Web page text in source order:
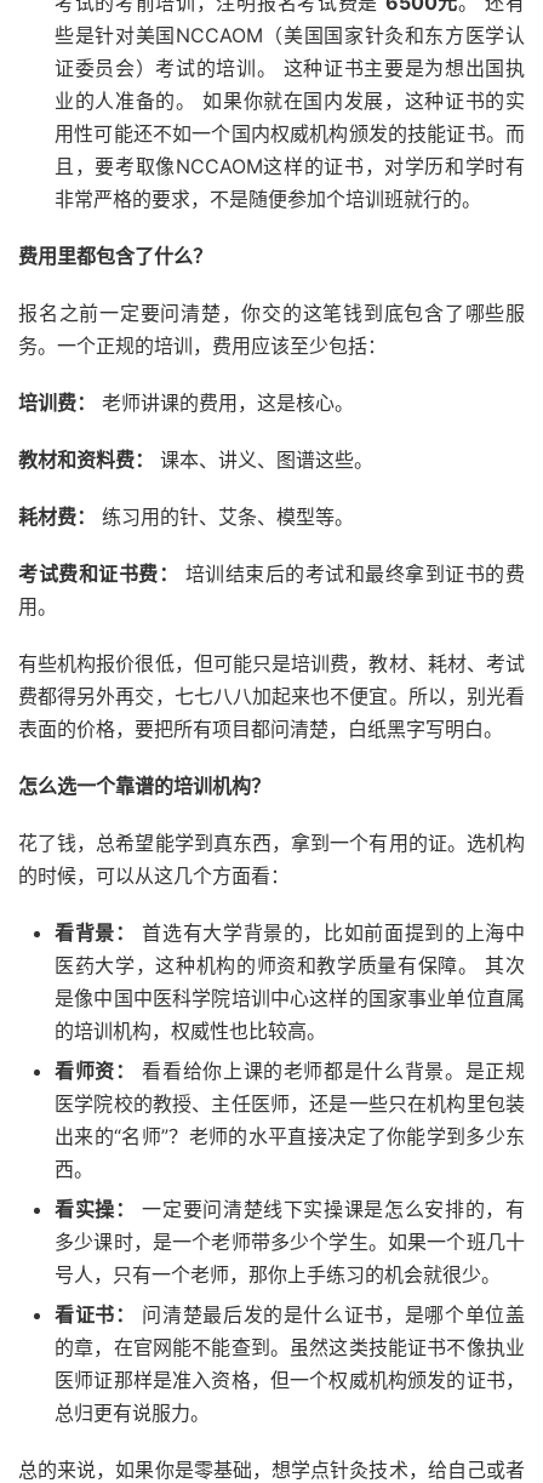
些是针对美国NCCAOM（美国国家针灸和东方医学认
证委员会）考试的培训。 这种证书主要是为想出国执
业的人准备的。 如果你就在国内发展，这种证书的实
用性可能还不如一个国内权威机构颁发的技能证书。而
且，要考取像NCCAOM这样的证书，对学历和学时有
非常严格的要求，不是随便参加个培训班就行的。
费用里都包含了什么？
报名之前一定要问清楚，你交的这笔钱到底包含了哪些服
务。一个正规的培训，费用应该至少包括：
培训费： 老师讲课的费用，这是核心。
教材和资料费： 课本、讲义、图谱这些。
耗材费： 练习用的针、艾条、模型等。
考试费和证书费：
培训结束后的考试和最终拿到证书的费
用。
有些机构报价很低，但可能只是培训费，教材、耗材、考试
费都得另外再交，七七八八加起来也不便宜。所以，别光看
表面的价格，要把所有项目都问清楚，白纸黑字写明白。
怎么选一个靠谱的培训机构？
花了钱，总希望能学到真东西，拿到一个有用的证。选机构
的时候，可以从这几个方面看：
看背景：
首选有大学背景的，比如前面提到的上海中
医药大学，这种机构的师资和教学质量有保障。 其次
是像中国中医科学院培训中心这样的国家事业单位直属
的培训机构，权威性也比较高。
看师资：
看看给你上课的老师都是什么背景。是正规
医学院校的教授、主任医师，还是一些只在机构里包装
出来的“名师”？老师的水平直接决定了你能学到多少东
西。
看实操：
一定要问清楚线下实操课是怎么安排的，有
多少课时，是一个老师带多少个学生。如果一个班几十
号人，只有一个老师，那你上手练习的机会就很少。
看证书：
问清楚最后发的是什么证书，是哪个单位盖
的章，在官网能不能查到。虽然这类技能证书不像执业
医师证那样是准入资格，但一个权威机构颁发的证书，
总归更有说服力。
总的来说，如果你是零基础，想学点针灸技术，给自己或者